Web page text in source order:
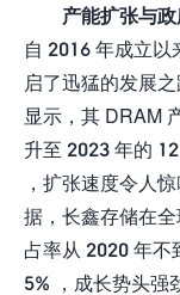
产能扩张与
自 2016 年成立
启了迅猛的发展
显示，其 DRAM
升至 2023 年的
，扩张速度令人
据，长鑫存储在
占率从 2020 年不
5% ，成长势头强